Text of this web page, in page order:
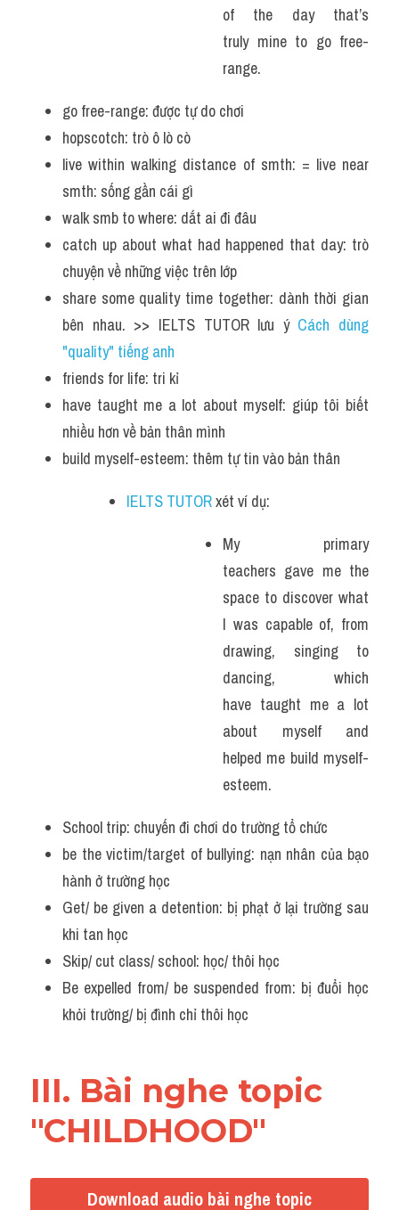
of the day that’s
truly mine to go free-
range.
go free-range: được tự do chơi
hopscotch: trò ô lò cò
live within walking distance of smth: = live near
smth: sống gần cái gì
walk smb to where: dắt ai đi đâu
catch up about what had happened that day: trò
chuyện về những việc trên lớp
share some quality time together: dành thời gian
bên nhau. >> IELTS TUTOR lưu ý Cách dùng
"quality" tiếng anh
friends for life: tri kỉ
have taught me a lot about myself: giúp tôi biết
nhiều hơn về bản thân mình
build myself-esteem: thêm tự tin vào bản thân
IELTS TUTOR xét ví dụ:
My primary
teachers gave me the
space to discover what
I was capable of, from
drawing, singing to
dancing, which
have taught me a lot
about myself and
helped me build myself-
esteem.
School trip: chuyến đi chơi do trường tổ chức
be the victim/target of bullying: nạn nhân của bạo
hành ở trường học
Get/ be given a detention: bị phạt ở lại trường sau
khi tan học
Skip/ cut class/ school: học/ thôi học
Be expelled from/ be suspended from: bị đuổi học
khỏi trường/ bị đình chỉ thôi học
III. Bài nghe topic
"CHILDHOOD"
Download audio bài nghe topic